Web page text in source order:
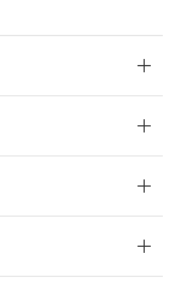
い限
おりま